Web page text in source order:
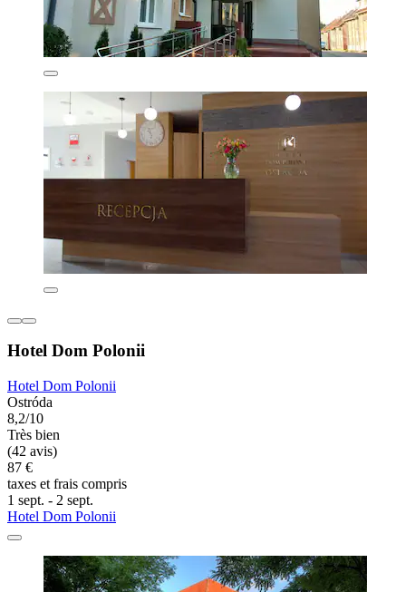
Hotel Dom Polonii
Hotel Dom Polonii
Ostróda
8,2/10
Très bien
(42 avis)
87 €
taxes et frais compris
1 sept. - 2 sept.
Hotel Dom Polonii